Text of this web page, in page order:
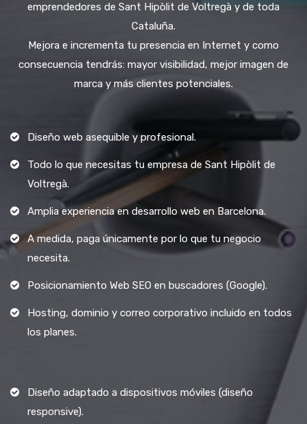
emprendedores de Sant Hipòlit de Voltregà y de toda
Cataluña.
Mejora e incrementa tu presencia en Internet y como
consecuencia tendrás: mayor visibilidad, mejor imagen de
marca y más clientes potenciales.
Diseño web asequible y profesional.
Todo lo que necesitas tu empresa de Sant Hipòlit de
Voltregà.
Amplia experiencia en desarrollo web en Barcelona.
A medida, paga únicamente por lo que tu negocio
necesita.
Posicionamiento Web SEO en buscadores (Google).
Hosting, dominio y correo corporativo incluido en todos
los planes.
Diseño adaptado a dispositivos móviles (diseño
responsive).